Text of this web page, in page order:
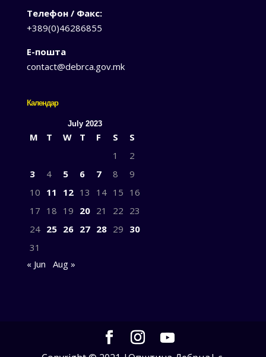
Телефон / Факс:
+389(0)46286855
Е-пошта
contact@debrca.gov.mk
Календар
July 2023
M T W T F S
S
1
2
3
4 5 6 7 8
9
10 11 12 13 14 15 16
17 18 19 20 21 22 23
24 25 26 27 28 29 30
31
« Jun
Aug »